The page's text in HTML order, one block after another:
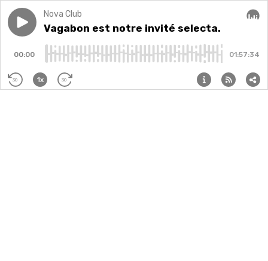
Play episodeVagabon est notre invité selecta.
Nova Club
Vagabon est notre invité selecta.
00:00 01:57:34
30 1x 30